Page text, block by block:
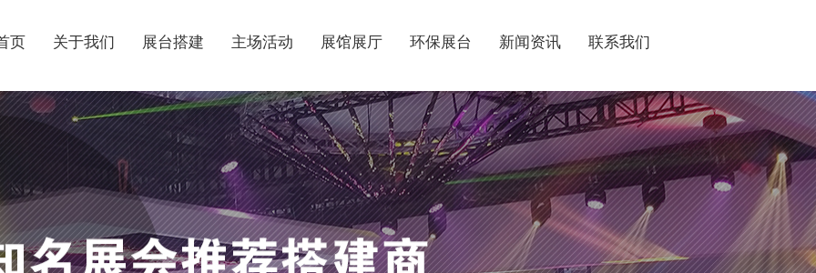
页 关于我们 展台搭建 主场活动 展馆展厅 环保展台 新闻资讯 联系我们